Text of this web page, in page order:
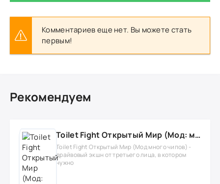
Комментариев еще нет. Вы можете стать
первым!
Рекомендуем
Toilet Fight Открытый Мир (Мод: много чипов, денег, все открыто, бессмертие, урон, 50+ читов)
Toilet Fight Открытый Мир (Мод много чипов) -
драйвовый экшн от третьего лица, в котором
нужно